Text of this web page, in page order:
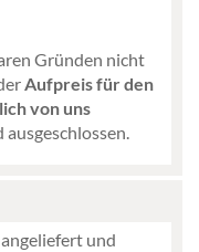
Gründen nicht
Aufpreis für den
von uns
und